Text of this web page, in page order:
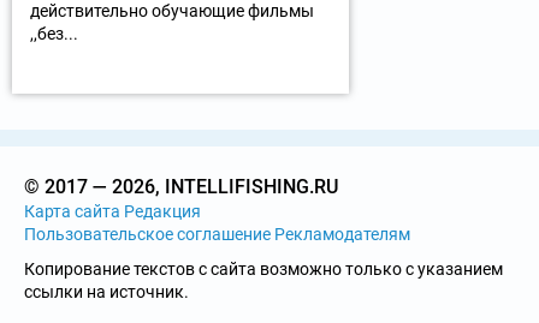
действительно обучающие фильмы
,,без...
© 2017 — 2026, INTELLIFISHING.RU
Карта сайта Редакция
Пользовательское соглашение Рекламодателям
Копирование текстов с сайта возможно только с указанием
ссылки на источник.